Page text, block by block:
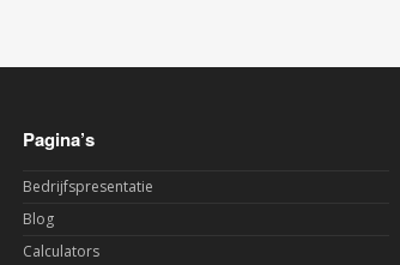
Pagina’s
Bedrijfspresentatie
Blog
Calculators